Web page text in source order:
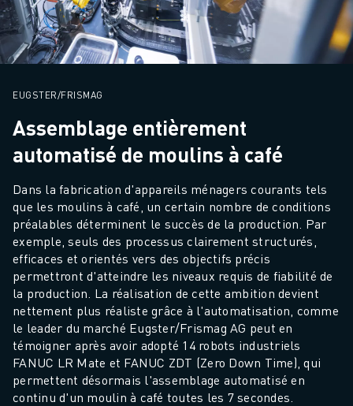
EUGSTER/FRISMAG
Assemblage entièrement
automatisé de moulins à café
Dans la fabrication d'appareils ménagers courants tels
que les moulins à café, un certain nombre de conditions
préalables déterminent le succès de la production. Par
exemple, seuls des processus clairement structurés,
efficaces et orientés vers des objectifs précis
permettront d'atteindre les niveaux requis de fiabilité de
la production. La réalisation de cette ambition devient
nettement plus réaliste grâce à l'automatisation, comme
le leader du marché Eugster/Frismag AG peut en
témoigner après avoir adopté 14 robots industriels
FANUC LR Mate et FANUC ZDT (Zero Down Time), qui
permettent désormais l'assemblage automatisé en
continu d'un moulin à café toutes les 7 secondes.